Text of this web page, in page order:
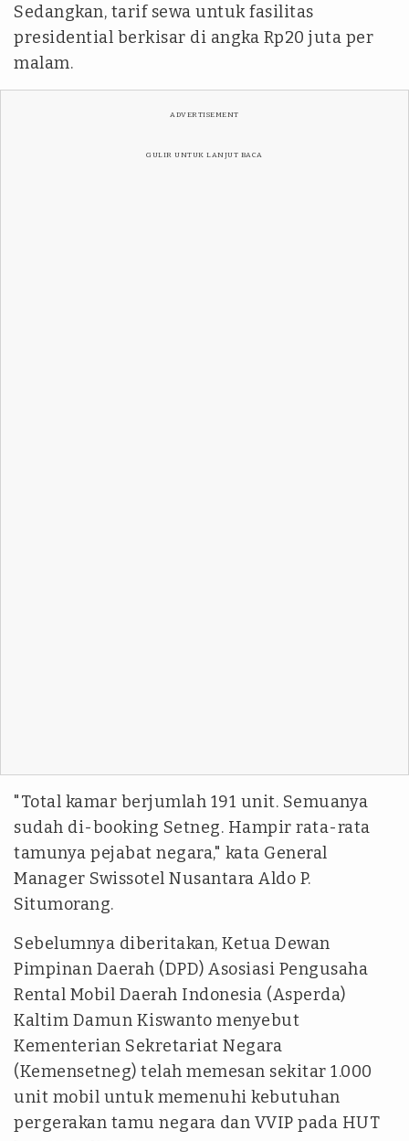
Sedangkan, tarif sewa untuk fasilitas
presidential berkisar di angka Rp20 juta per
malam.
ADVERTISEMENT
GULIR UNTUK LANJUT BACA
"Total kamar berjumlah 191 unit. Semuanya
sudah di-booking Setneg. Hampir rata-rata
tamunya pejabat negara," kata General
Manager Swissotel Nusantara Aldo P.
Situmorang.
Sebelumnya diberitakan, Ketua Dewan
Pimpinan Daerah (DPD) Asosiasi Pengusaha
Rental Mobil Daerah Indonesia (Asperda)
Kaltim Damun Kiswanto menyebut
Kementerian Sekretariat Negara
(Kemensetneg) telah memesan sekitar 1.000
unit mobil untuk memenuhi kebutuhan
pergerakan tamu negara dan VVIP pada HUT